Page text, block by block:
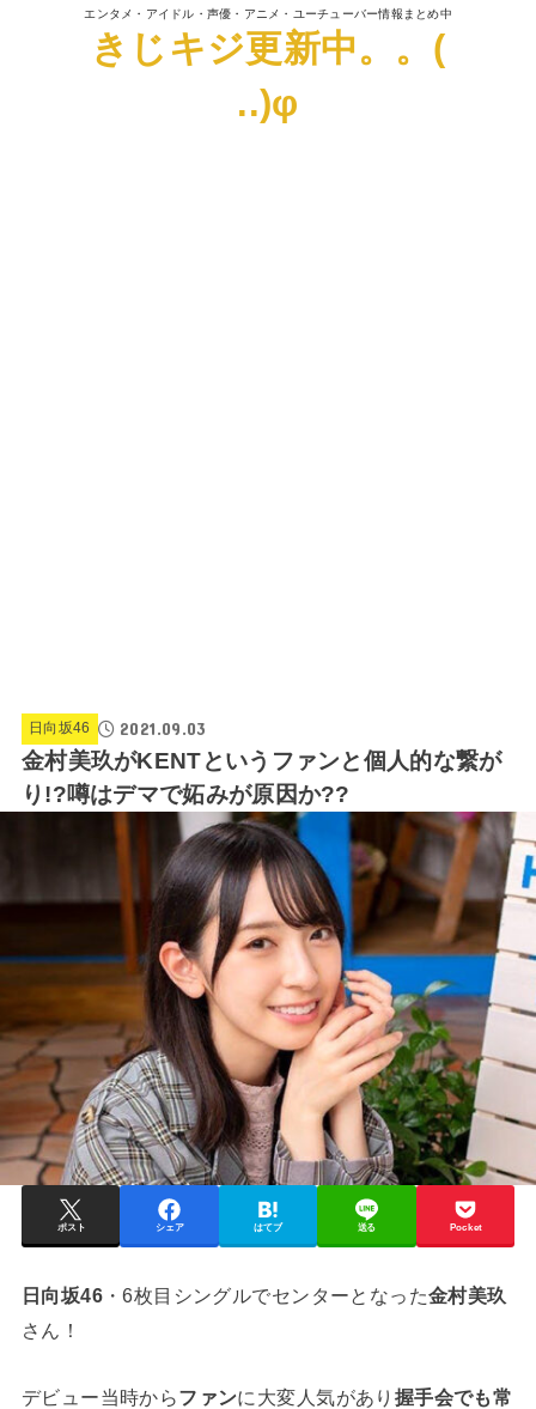
エンタメ・アイドル・声優・アニメ・ユーチューバー情報まとめ中
きじキジ更新中。。(
..)φ
日向坂46 2021.09.03
金村美玖がKENTというファンと個人的な繋が
り!?噂はデマで妬みが原因か??
ポスト シェア はてブ 送る Pocket
日向坂46・6枚目シングルでセンターとなった金村美玖
さん！
デビュー当時からファンに大変人気があり 握手会でも常